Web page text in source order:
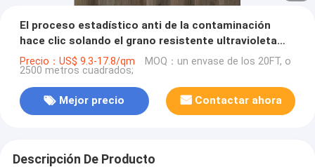
El proceso estadístico anti de la contaminación
hace clic solando el grano resistente ultravioleta
GKBM JR-W17014 de madera de Burlywood del pino
del cemento del tecleo de Unilin
Precio：US$ 9.3-17.8/qm MOQ：un envase de los 20FT, o
2500 metros cuadrados;
Mejor precio Contactar ahora
Descripción De Producto